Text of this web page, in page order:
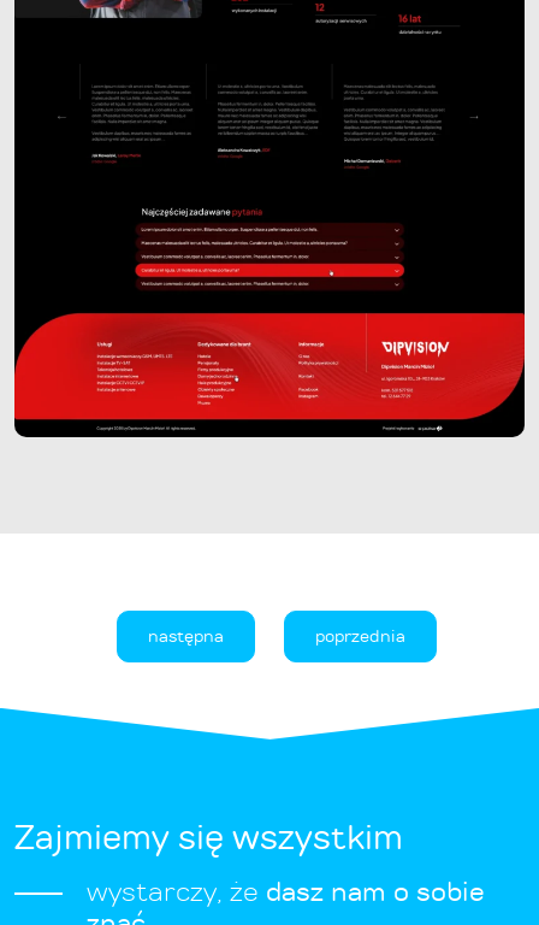
następna poprzednia
Zajmiemy się wszystkim
wystarczy, że dasz nam o sobie